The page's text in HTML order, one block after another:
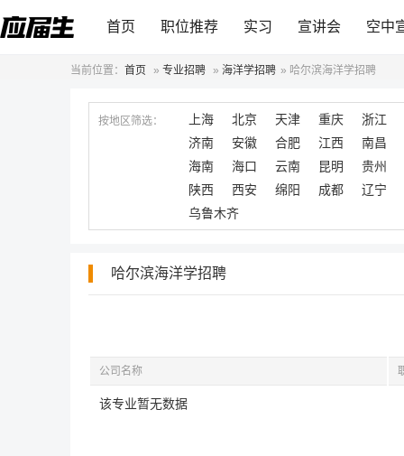
首页 职位推荐 实习 宣讲会 空中
当前位置： 首页 » 专业招聘 » 海洋学招聘 » 哈尔滨海洋学招聘
按地区筛选： 上海 北京 天津 重庆
浙江
济南
安徽 合肥 江西
南昌
海南
海口 云南 昆明
贵州
陕西
西安 绵阳 成都
辽宁
乌鲁木齐
哈尔滨海洋学招聘
公司名称
该专业暂无数据